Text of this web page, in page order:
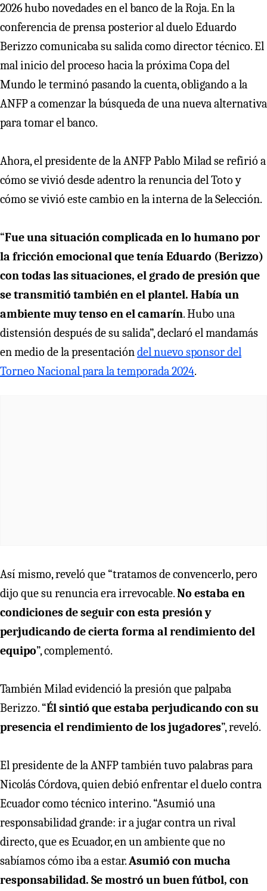
2026 hubo novedades en el banco de la Roja. En la
conferencia de prensa posterior al duelo Eduardo
Berizzo comunicaba su salida como director técnico. El
mal inicio del proceso hacia la próxima Copa del
Mundo le terminó pasando la cuenta, obligando a la
ANFP a comenzar la búsqueda de una nueva alternativa
para tomar el banco.
Ahora, el presidente de la ANFP Pablo Milad se refirió a
cómo se vivió desde adentro la renuncia del Toto y
cómo se vivió este cambio en la interna de la Selección.
“Fue una situación complicada en lo humano por
la fricción emocional que tenía Eduardo (Berizzo)
con todas las situaciones, el grado de presión que
se transmitió también en el plantel. Había un
ambiente muy tenso en el camarín. Hubo una
distensión después de su salida”, declaró el mandamás
en medio de la presentacióndel nuevo sponsor del
Torneo Nacional para la temporada 2024.
Así mismo, reveló que “tratamos de convencerlo, pero
dijo que su renuncia era irrevocable.No estaba en
condiciones de seguir con esta presión y
perjudicando de cierta forma al rendimiento del
equipo”, complementó.
También Milad evidenció la presión que palpaba
Berizzo. “Él sintió que estaba perjudicando con su
presencia el rendimiento de los jugadores”, reveló.
El presidente de la ANFP también tuvo palabras para
Nicolás Córdova, quien debió enfrentar el duelo contra
Ecuador como técnico interino. “Asumió una
responsabilidad grande: ir a jugar contra un rival
directo, que es Ecuador, en un ambiente que no
sabíamos cómo iba a estar.Asumió con mucha
responsabilidad. Se mostró un buen fútbol, con